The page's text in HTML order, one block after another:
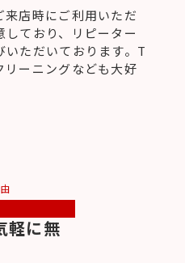
店時にご利用いただ
ており、リピーター
ただいております。T
ーニングなども大好
軽に無